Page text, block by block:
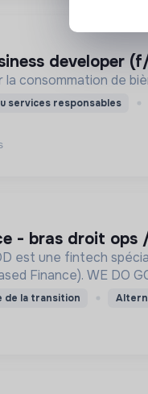
developer
consommation de
services responsables
- bras droit
est une fintech
(Revenue Based
de la transition